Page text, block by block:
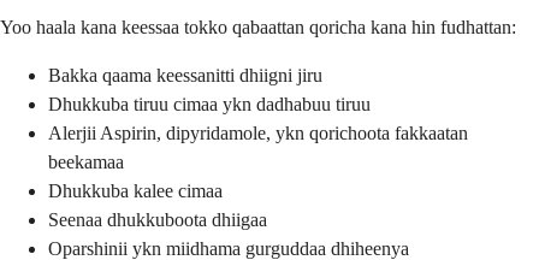
Yoo haala kana keessaa tokko qabaattan qoricha kana hin fudhattan:
Bakka qaama keessanitti dhiigni jiru
Dhukkuba tiruu cimaa ykn dadhabuu tiruu
Alerjii Aspirin, dipyridamole, ykn qorichoota fakkaatan
beekamaa
Dhukkuba kalee cimaa
Seenaa dhukkuboota dhiigaa
Oparshinii ykn miidhama gurguddaa dhiheenya